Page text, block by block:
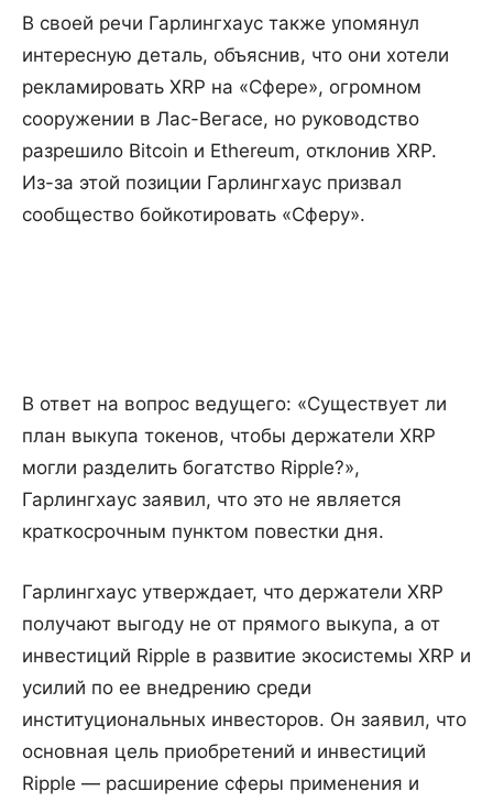
В своей речи Гарлингхаус также упомянул
интересную деталь, объяснив, что они хотели
рекламировать XRP на «Сфере», огромном
сооружении в Лас-Вегасе, но руководство
разрешило Bitcoin и Ethereum, отклонив XRP.
Из-за этой позиции Гарлингхаус призвал
сообщество бойкотировать «Сферу».
В ответ на вопрос ведущего: «Существует ли
план выкупа токенов, чтобы держатели XRP
могли разделить богатство Ripple?»,
Гарлингхаус заявил, что это не является
краткосрочным пунктом повестки дня.
Гарлингхаус утверждает, что держатели XRP
получают выгоду не от прямого выкупа, а от
инвестиций Ripple в развитие экосистемы XRP и
усилий по ее внедрению среди
институциональных инвесторов. Он заявил, что
основная цель приобретений и инвестиций
Ripple — расширение сферы применения и